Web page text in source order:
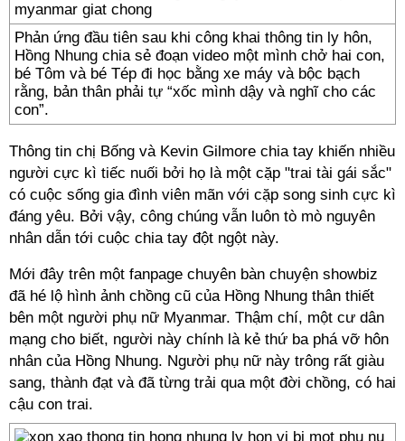
Phản ứng đầu tiên sau khi công khai thông tin ly hôn,
Hồng Nhung chia sẻ đoạn video một mình chở hai con,
bé Tôm và bé Tép đi học bằng xe máy và bộc bạch
rằng, bản thân phải tự “xốc mình dậy và nghĩ cho các
con”.
Thông tin chị Bống và Kevin Gilmore chia tay khiến nhiều
người cực kì tiếc nuối bởi họ là một cặp "trai tài gái sắc"
có cuộc sống gia đình viên mãn với cặp song sinh cực kì
đáng yêu. Bởi vậy, công chúng vẫn luôn tò mò nguyên
nhân dẫn tới cuộc chia tay đột ngột này.
Mới đây trên một fanpage chuyên bàn chuyện showbiz
đã hé lộ hình ảnh chồng cũ của Hồng Nhung thân thiết
bên một người phụ nữ Myanmar. Thậm chí, một cư dân
mạng cho biết, người này chính là kẻ thứ ba phá vỡ hôn
nhân của Hồng Nhung. Người phụ nữ này trông rất giàu
sang, thành đạt và đã từng trải qua một đời chồng, có hai
cậu con trai.